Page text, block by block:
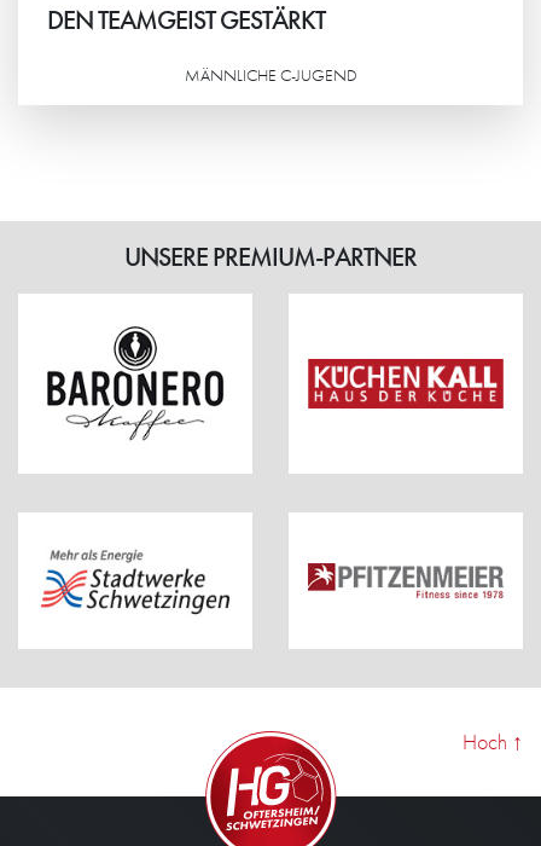
DEN TEAMGEIST GESTÄRKT
MÄNNLICHE C-JUGEND
UNSERE PREMIUM-PARTNER
Hoch ↑